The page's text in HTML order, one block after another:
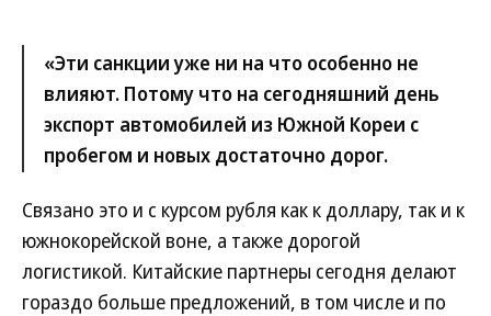
«Эти санкции уже ни на что особенно не
влияют. Потому что на сегодняшний день
экспорт автомобилей из Южной Кореи с
пробегом и новых достаточно дорог.
Связано это и с курсом рубля как к доллару, так и к
южнокорейской воне, а также дорогой
логистикой. Китайские партнеры сегодня делают
гораздо больше предложений, в том числе и по